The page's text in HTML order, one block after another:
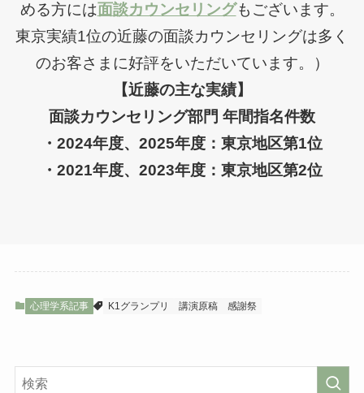
める方には面談カウンセリングもございます。
東京実績1位の近藤の面談カウンセリングは多く
のお客さまに好評をいただいています。）
【近藤の主な実績】
面談カウンセリング部門 年間指名件数
・2024年度、2025年度：東京地区第1位
・2021年度、2023年度：東京地区第2位
心理学系記事 K1グランプリ 講演原稿 感謝祭